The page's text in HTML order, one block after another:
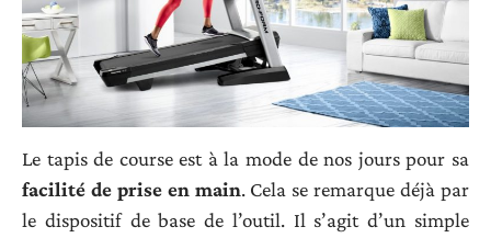
Le tapis de course est à la mode de nos jours pour sa
facilité de prise en main. Cela se remarque déjà par
le dispositif de base de l’outil. Il s’agit d’un simple